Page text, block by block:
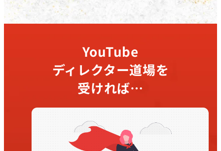
YouTube
ディレクター道場を
受ければ…